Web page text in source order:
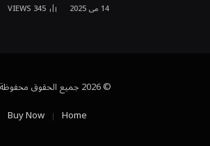
14 می 2025 345
VIEWS
© 2026 جميع الحقوق محفوظة.
Home
Buy Now